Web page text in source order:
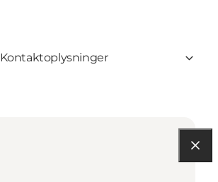
Kontaktoplysninger